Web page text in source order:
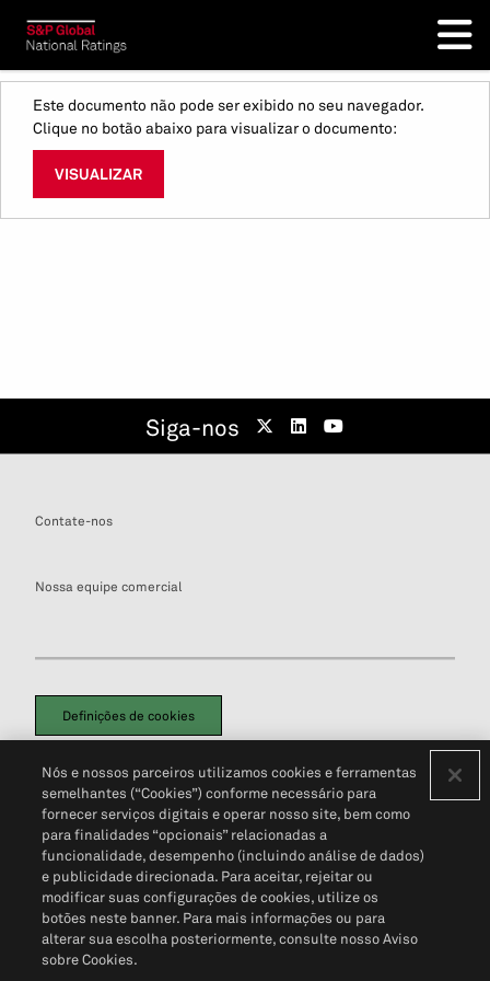
Este documento não pode ser exibido no seu navegador.
Clique no botão abaixo para visualizar o documento:
VISUALIZAR
Siga-nos
Contate-nos
Nossa equipe comercial
Definições de cookies
Política de PrivacidadePortal de privacidade do cliente (em inglês)
Não Venda Minhas Informações Pessoais© 2026 S&P Global
Nós e nossos parceiros utilizamos cookies e ferramentas
semelhantes (“Cookies”) conforme necessário para
fornecer serviços digitais e operar nosso site, bem como
para finalidades “opcionais” relacionadas a
funcionalidade, desempenho (incluindo análise de dados)
e publicidade direcionada. Para aceitar, rejeitar ou
modificar suas configurações de cookies, utilize os
botões neste banner. Para mais informações ou para
alterar sua escolha posteriormente, consulte nosso Aviso
sobre Cookies.